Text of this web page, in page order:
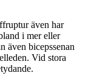
även har
i mer eller
även bicepssenan
Vid stora